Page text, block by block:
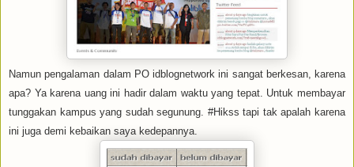
Namun pengalaman dalam PO idblognetwork ini sangat berkesan, karena
apa? Ya karena uang ini hadir dalam waktu yang tepat. Untuk membayar
tunggakan kampus yang sudah segunung. #Hikss tapi tak apalah karena
ini juga demi kebaikan saya kedepannya.